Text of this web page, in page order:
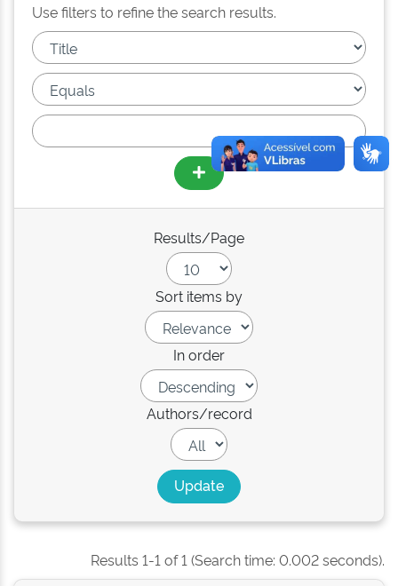
Use filters to refine the search results.
Results/Page
Sort items by
In order
Authors/record
Results 1-1 of 1 (Search time: 0.002 seconds).